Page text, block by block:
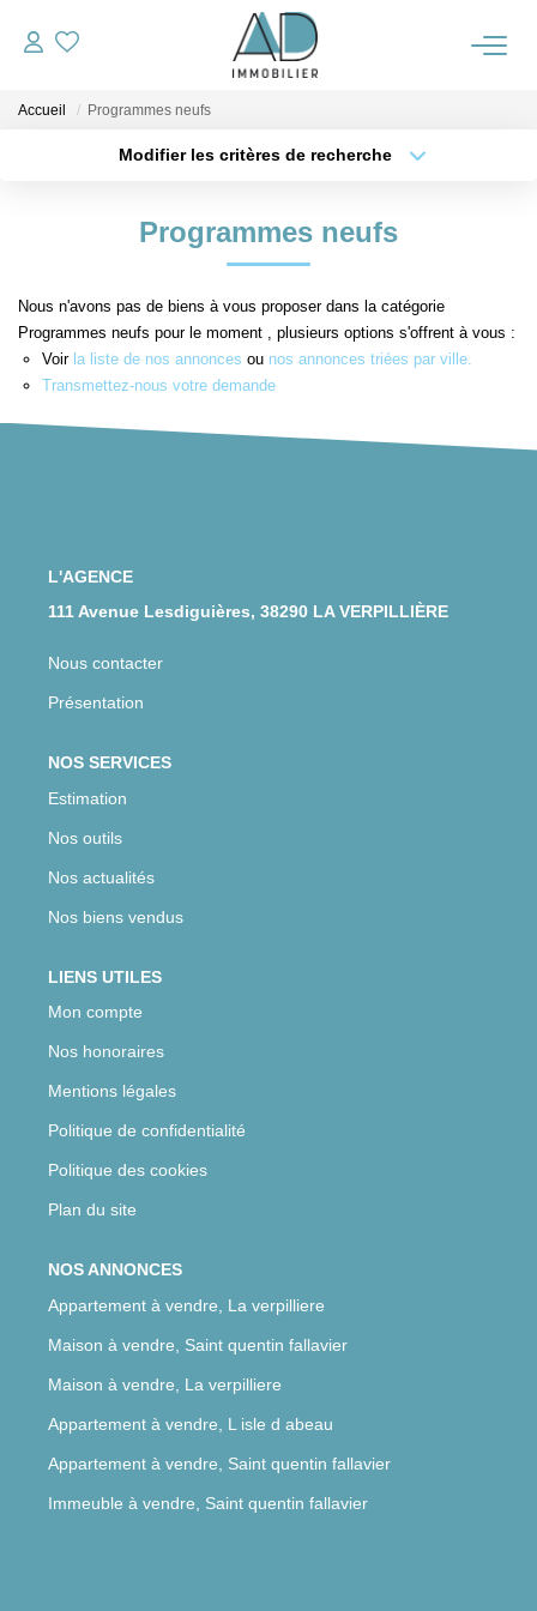
NOTRE AGENCE
ALERTE IMMO
Accueil Programmes neufs
Modifier les critères de recherche
Budget max Plus de critères
Programmes neufs
Nous n'avons pas de biens à vous proposer dans la catégorie
Programmes neufs pour le moment , plusieurs options s'offrent à vous :
Voir la liste de nos annonces ou nos annonces triées par ville.
Transmettez-nous votre demande
L'AGENCE
111 Avenue Lesdiguières, 38290 LA VERPILLIÈRE
Nous contacter
Présentation
NOS SERVICES
Estimation
Nos outils
Nos actualités
Nos biens vendus
LIENS UTILES
Mon compte
Nos honoraires
Mentions légales
Politique de confidentialité
Politique des cookies
Plan du site
NOS ANNONCES
Appartement à vendre, La verpilliere
Maison à vendre, Saint quentin fallavier
Maison à vendre, La verpilliere
Appartement à vendre, L isle d abeau
Appartement à vendre, Saint quentin fallavier
Immeuble à vendre, Saint quentin fallavier